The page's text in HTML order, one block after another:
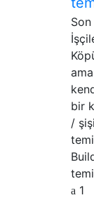
bir
/
1